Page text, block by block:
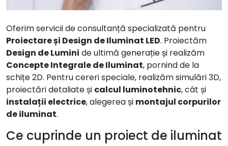
Oferim servicii de consultanță specializată pentru
Proiectare și Design de Iluminat LED. Proiectăm
Design de Lumini de ultimă generație și realizăm
Concepte Integrale de Iluminat, pornind de la
schițe 2D. Pentru cereri speciale, realizăm simulări 3D,
proiectări detaliate și calcul luminotehnic, cât și
instalații electrice, alegerea și montajul corpurilor
de iluminat.
Ce cuprinde un proiect de iluminat